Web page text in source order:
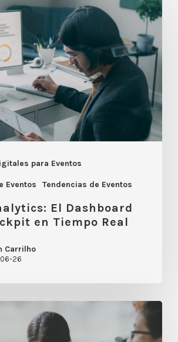
para Eventos
Eventos Tendencias de Eventos
El Dashboard
en Tiempo Real
Carrilho
26